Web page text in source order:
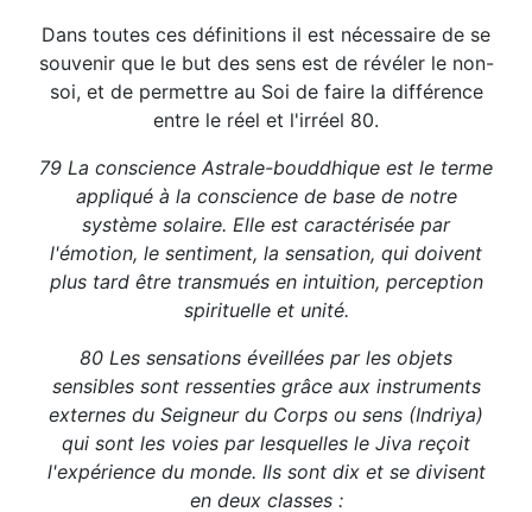
Dans toutes ces définitions il est nécessaire de se
souvenir que le but des sens est de révéler le non-
soi, et de permettre au Soi de faire la différence
entre le réel et l'irréel 80.
79 La conscience Astrale-bouddhique est le terme
appliqué à la conscience de base de notre
système solaire. Elle est caractérisée par
l'émotion, le sentiment, la sensation, qui doivent
plus tard être transmués en intuition, perception
spirituelle et unité.
80 Les sensations éveillées par les objets
sensibles sont ressenties grâce aux instruments
externes du Seigneur du Corps ou sens (Indriya)
qui sont les voies par lesquelles le Jiva reçoit
l'expérience du monde. Ils sont dix et se divisent
en deux classes :